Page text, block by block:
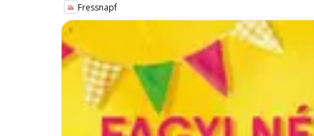
Fressnapf